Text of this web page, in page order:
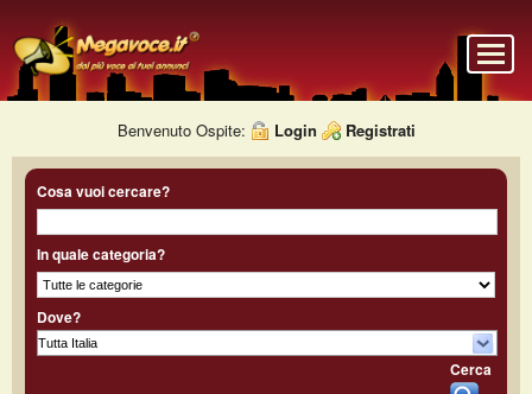
Benvenuto Ospite: Login Registrati
Cosa vuoi cercare?
In quale categoria?
Dove?
Cerca